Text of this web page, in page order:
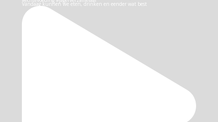
Vandaag kunnen we eten, drinken en eender wat best